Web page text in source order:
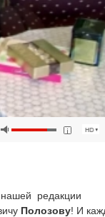
нашей редакции
Полозову! И